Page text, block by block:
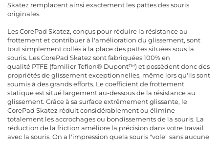
Skatez remplacent ainsi exactement les pattes des souris
originales.
Les CorePad Skatez, conçus pour réduire la résistance au
frottement et contribuer à l'amélioration du glissement, sont
tout simplement collés à la place des pattes situées sous la
souris. Les CorePad Skatez sont fabriquées 100% en
qualité PTFE (familier Teflon® Dupont™) et possèdent donc des
propriétés de glissement exceptionnelles, même lors qu'ils sont
soumis à des grands efforts. Le coefficient de frottement
statique est situé largement au-dessous de la résistance au
glissement. Grâce à sa surface extrêmement glissante, le
CorePad Skatez réduit considérablement ou élimine
totalement les accrochages ou bondissements de la souris. La
réduction de la friction améliore la précision dans votre travail
avec la souris. On a l'impression quela souris "vole" sans aucune